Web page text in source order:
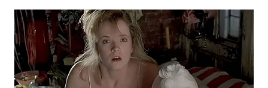
WN
CIANJUR
WN
KEPULAUAN